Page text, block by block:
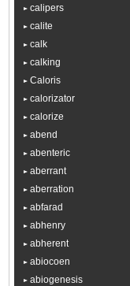
calipers
calite
calk
calking
Caloris
calorizator
calorize
abend
abenteric
aberrant
aberration
abfarad
abhenry
abherent
abiocoen
abiogenesis